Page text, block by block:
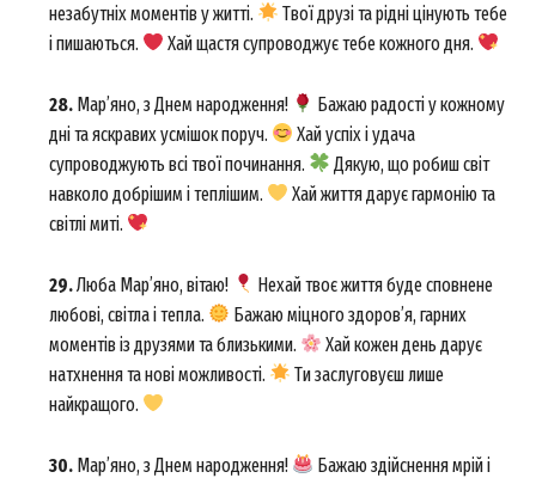
незабутніх моментів у житті.
Твої друзі та рідні цінують тебе
і пишаються.
Хай щастя супроводжує тебе кожного дня.
28. Мар’яно, з Днем народження!
Бажаю радості у кожному
дні та яскравих усмішок поруч.
Хай успіх і удача
супроводжують всі твої починання.
Дякую, що робиш світ
навколо добрішим і теплішим.
Хай життя дарує гармонію та
світлі миті.
29.Любa Мар’яно, вітаю!
Нехай твоє життя буде сповнене
любові, світла і тепла.
Бажаю міцного здоров’я, гарних
моментів із друзями та близькими.
Хай кожен день дарує
натхнення та нові можливості.
Ти заслуговуєш лише
найкращого.
30. Мар’яно, з Днем народження!
Бажаю здійснення мрій і